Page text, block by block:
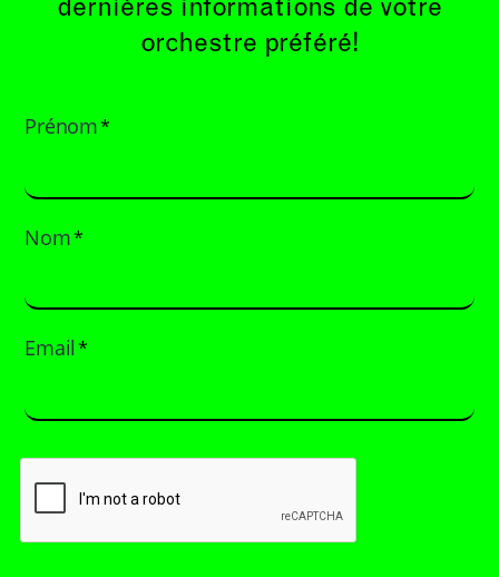
dernières informations de votre
orchestre préféré!
Prénom*
Nom*
Email*